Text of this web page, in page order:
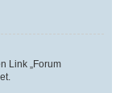
Link „Forum